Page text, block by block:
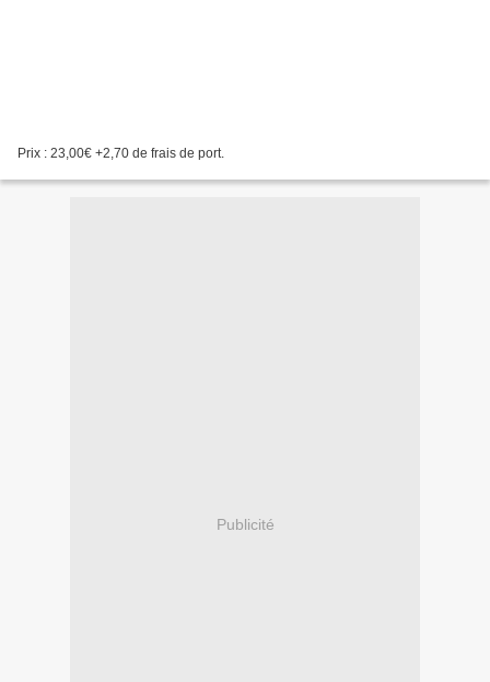
Prix : 23,00€ +2,70 de frais de port.
Publicité